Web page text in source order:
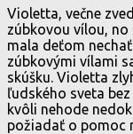
Violetta, večne
zúbkovou vílou, no
mala deťom
zúbkovými vílami
skúšku. Violetta
ľudského sveta
kvôli nehode
požiadať o pomoc